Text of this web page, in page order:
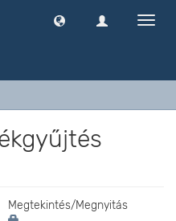
Megtekintés/Megnyitás